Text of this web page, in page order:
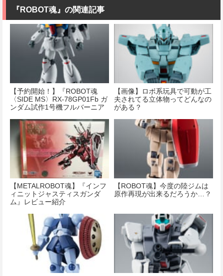
『ROBOT魂』の関連記事
【予約開始！】『ROBOT魂
〈SIDE MS〉RX-78GP01Fb ガ
ンダム試作1号機フルバーニア
【画像】ロボ系玩具で可動が工
夫されてる立体物ってどんなの
がある？
【METALROBOT魂】『インフ
ィニットジャスティスガンダ
ム』レビュー紹介
【ROBOT魂】今度の陸ジムは
原作再現が出来るだろうか…？